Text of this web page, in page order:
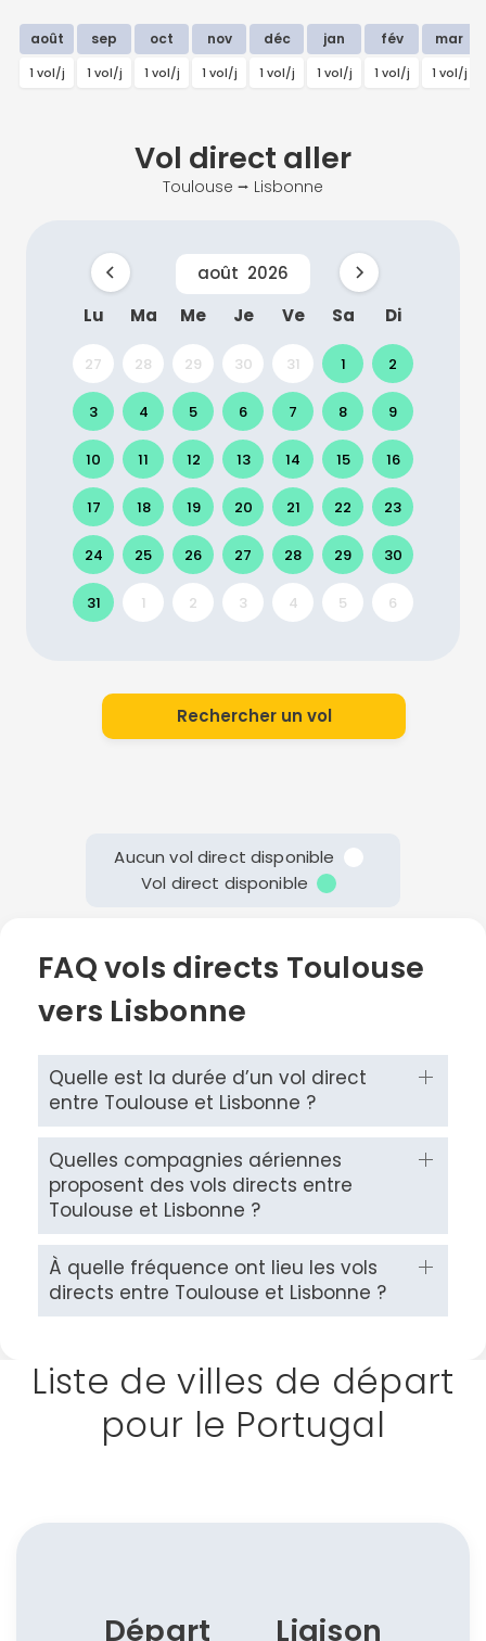
août sep oct nov déc jan fév mar
1 vol/j 1 vol/j 1 vol/j 1 vol/j 1 vol/j 1 vol/j 1 vol/j 1 vol/j
Vol direct aller
Toulouse ⭢ Lisbonne
août 2026
Lu
Ma Me Je Ve Sa Di
27 28 29 30 31 1 2
3 4 5 6 7 8 9
10 11 12 13 14 15 16
17 18 19 20 21 22 23
24 25 26 27 28 29 30
31 1 2 3 4 5 6
Rechercher un vol
Aucun vol direct disponible
Vol direct disponible
FAQ vols directs Toulouse
vers Lisbonne
Quelle est la durée d’un vol direct
entre Toulouse et Lisbonne ?
Quelles compagnies aériennes
proposent des vols directs entre
Toulouse et Lisbonne ?
À quelle fréquence ont lieu les vols
directs entre Toulouse et Lisbonne ?
Liste de villes de départ
pour le Portugal
Départ Liaison